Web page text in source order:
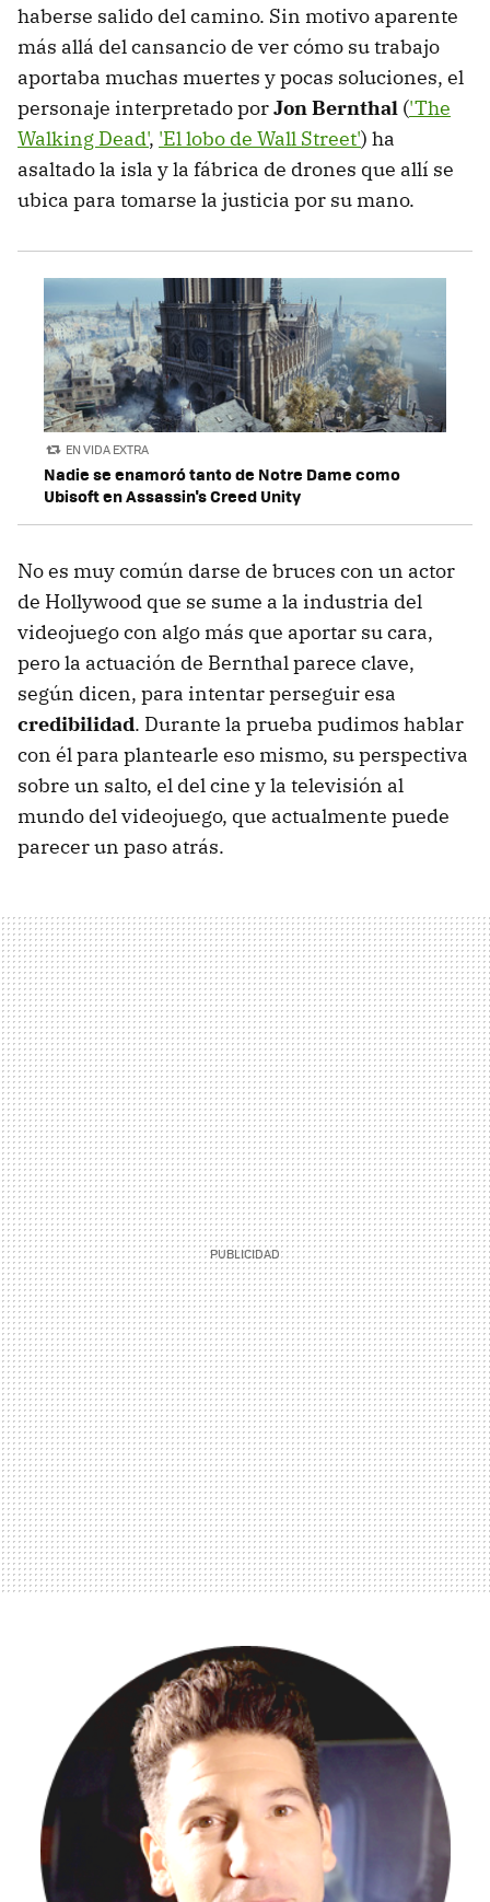
haberse salido del camino. Sin motivo aparente
más allá del cansancio de ver cómo su trabajo
aportaba muchas muertes y pocas soluciones, el
personaje interpretado porJon Bernthal ('The
Walking Dead', 'El lobo de Wall Street') ha
asaltado la isla y la fábrica de drones que allí se
ubica para tomarse la justicia por su mano.
EN VIDA EXTRA
Nadie se enamoró tanto de Notre Dame como
Ubisoft en Assassin's Creed Unity
No es muy común darse de bruces con un actor
de Hollywood que se sume a la industria del
videojuego con algo más que aportar su cara,
pero la actuación de Bernthal parece clave,
según dicen, para intentar perseguir esa
credibilidad. Durante la prueba pudimos hablar
con él para plantearle eso mismo, su perspectiva
sobre un salto, el del cine y la televisión al
mundo del videojuego, que actualmente puede
parecer un paso atrás.